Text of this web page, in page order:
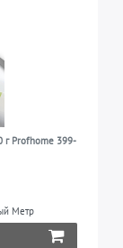
г Profhome 399-
Метр